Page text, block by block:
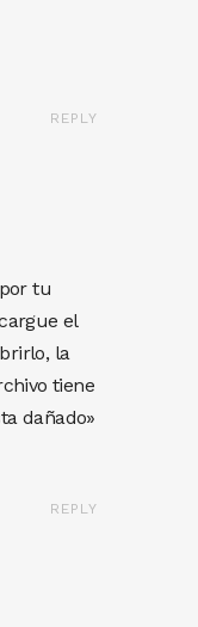
REPLY
tu
el
la
tiene
dañado»
REPLY